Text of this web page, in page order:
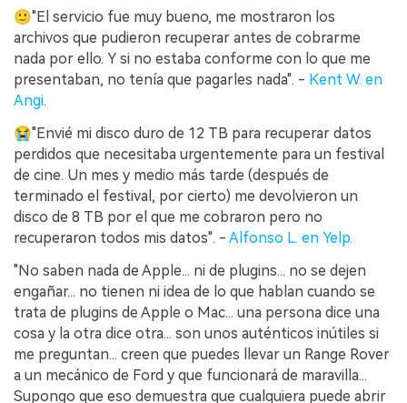
🙂"El servicio fue muy bueno, me mostraron los
archivos que pudieron recuperar antes de cobrarme
nada por ello. Y si no estaba conforme con lo que me
presentaban, no tenía que pagarles nada". - Kent W. en
Angi.
😭"Envié mi disco duro de 12 TB para recuperar datos
perdidos que necesitaba urgentemente para un festival
de cine. Un mes y medio más tarde (después de
terminado el festival, por cierto) me devolvieron un
disco de 8 TB por el que me cobraron pero no
recuperaron todos mis datos". - Alfonso L. en Yelp.
"No saben nada de Apple... ni de plugins... no se dejen
engañar... no tienen ni idea de lo que hablan cuando se
trata de plugins de Apple o Mac... una persona dice una
cosa y la otra dice otra... son unos auténticos inútiles si
me preguntan... creen que puedes llevar un Range Rover
a un mecánico de Ford y que funcionará de maravilla...
Supongo que eso demuestra que cualquiera puede abrir